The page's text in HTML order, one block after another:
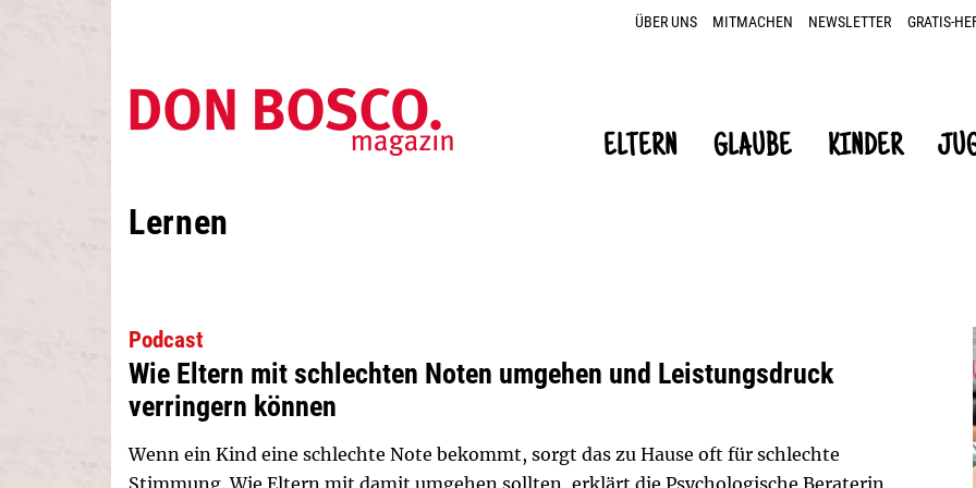
ÜBER UNS MITMACHEN NEWSLETTER GRATIS-
ELTERN GLAUBE KINDER
Lernen
Podcast
Wie Eltern mit schlechten Noten umgehen und Leistungsdruck
verringern können
Wenn ein Kind eine schlechte Note bekommt, sorgt das zu Hause oft für schlechte
Stimmung. Wie Eltern mit damit umgehen sollten, erklärt die Psychologische Beraterin